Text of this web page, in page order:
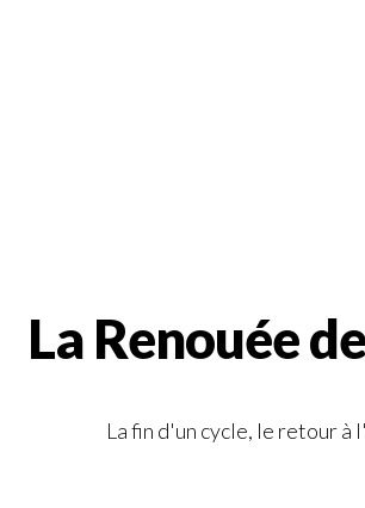
La Renouée
La fin d'un cycle, le retour à